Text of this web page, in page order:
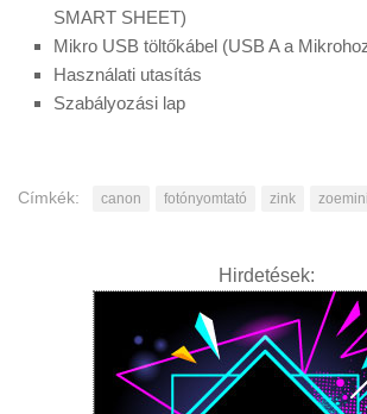
SMART SHEET)
Mikro USB töltőkábel (USB A a
Használati utasítás
Szabályozási lap
Címkék: canon fotónyomtató zink zoemini
Hirdetések: